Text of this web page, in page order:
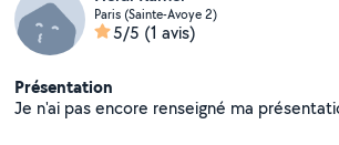
Paris (Sainte-Avoye 2)
5/5 (1 avis)
Présentation
Je n'ai pas encore renseigné ma